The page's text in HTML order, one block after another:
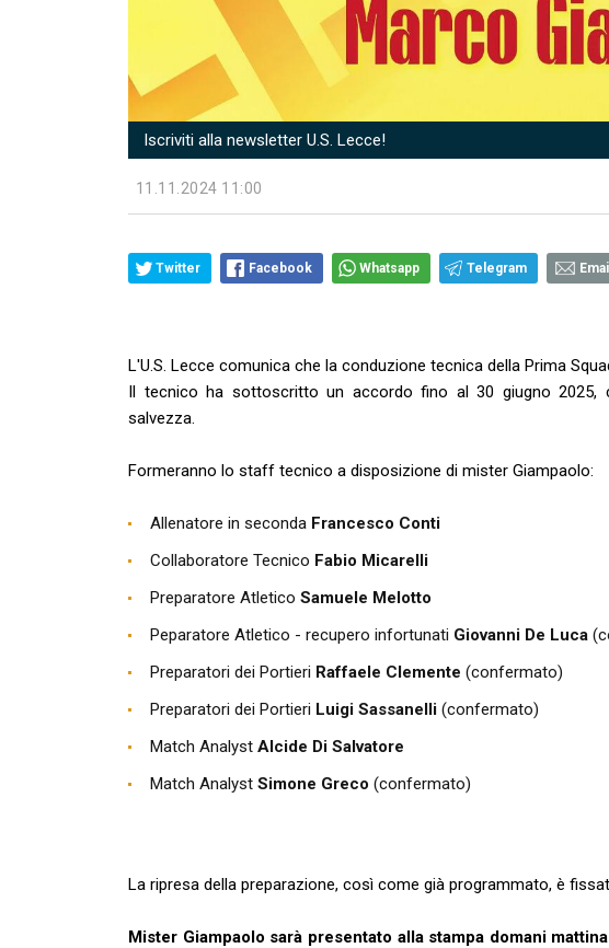
Iscriviti alla newsletter U.S. Lecce!
11.11.2024 11:00
Twitter Facebook Whatsapp Telegram Email
L'U.S. Lecce comunica che la conduzione tecnica della Prima
Il tecnico ha sottoscritto un accordo fino al 30 giugno 2025,
salvezza.
Formeranno lo staff tecnico a disposizione di mister Giampaolo:
Allenatore in seconda Francesco Conti
Collaboratore Tecnico Fabio Micarelli
Preparatore Atletico Samuele Melotto
Peparatore Atletico - recupero infortunati Giovanni De Luca
Preparatori dei Portieri Raffaele Clemente (confermato)
Preparatori dei Portieri Luigi Sassanelli (confermato)
Match Analyst Alcide Di Salvatore
Match Analyst Simone Greco (confermato)
La ripresa della preparazione, così come già programmato, è
Mister Giampaolo sarà presentato alla stampa domani